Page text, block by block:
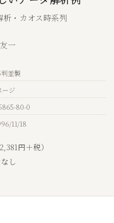
・カオス時系列
一
並製
ージ
80-0
11/18
円＋税）
し